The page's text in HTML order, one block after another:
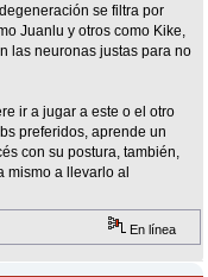
se filtra por
Juanlu y otros como Kike,
las neuronas justas para no
ir a jugar a este o el otro
preferidos, aprende un
con su postura, también,
mismo a llevarlo al
En línea